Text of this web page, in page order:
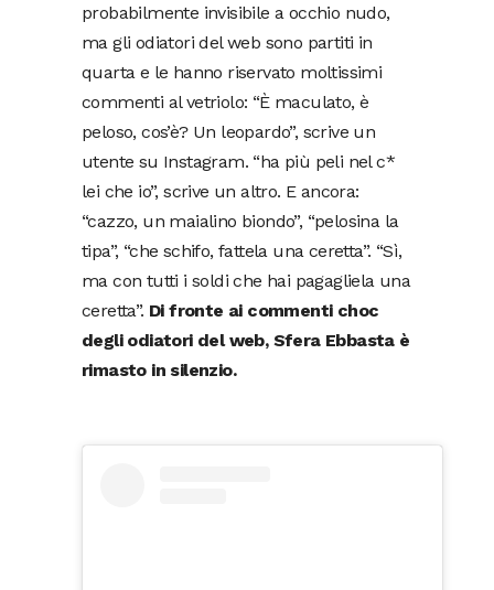
probabilmente invisibile a occhio nudo,
ma gli odiatori del web sono partiti in
quarta e le hanno riservato moltissimi
commenti al vetriolo: “È maculato, è
peloso, cos’è? Un leopardo”, scrive un
utente su Instagram. “ha più peli nel c*
lei che io”, scrive un altro. E ancora:
“cazzo, un maialino biondo”, “pelosina la
tipa”, “che schifo, fattela una ceretta”. “Sì,
ma con tutti i soldi che hai pagagliela una
ceretta”. Di fronte ai commenti choc
degli odiatori del web, Sfera Ebbastaè
rimasto in silenzio.